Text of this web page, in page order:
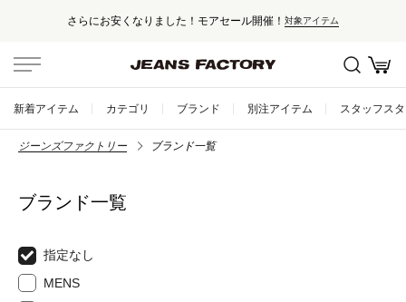
さらにお安くなりました！モアセール開催！ 対象アイテム
新着アイテム カテゴリ ブランド 別注アイテム スタッフス
ジーンズファクトリー ブランド一覧
ブランド一覧
指定なし
MENS